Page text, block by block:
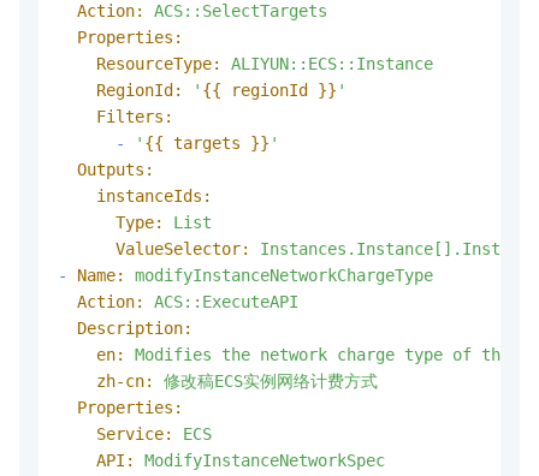
Action:
ACS::SelectTargets
Properties:
ResourceType:
ALIYUN::ECS::Instance
RegionId:
' {{ regionId }} '
Filters:
-
' {{ targets }} '
Outputs:
instanceIds:
Type:
List
ValueSelector:
-
Name:
modifyInstanceNetworkChargeType
Action:
ACS::ExecuteAPI
Description:
en:
Modifies the network charge type of the
zh-cn:
修改稿ECS实例网络计费方式
Properties:
Service:
ECS
API:
ModifyInstanceNetworkSpec